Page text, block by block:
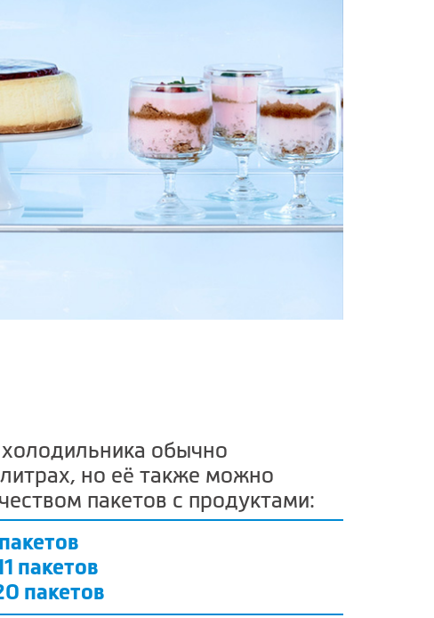
обычно
но её также можно
пакетов с продуктами:
пакетов
пакетов